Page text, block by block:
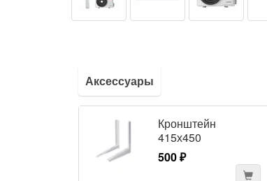
Аксессуары
Кронштейн
415х450
500 ₽